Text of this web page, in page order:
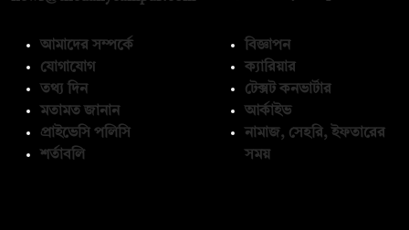
আমাদের সম্পর্কে
যোগাযোগ
তথ্য দিন
মতামত জানান
প্রাইভেসি পলিসি
শর্তাবলি
বিজ্ঞাপন
ক্যারিয়ার
টেক্সট কনভার্টার
আর্কাইভ
নামাজ, সেহরি, ইফতারের
সময়